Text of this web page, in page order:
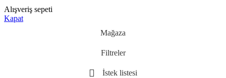
Alışveriş sepeti
Kapat
Mağaza
Filtreler
İstek listesi